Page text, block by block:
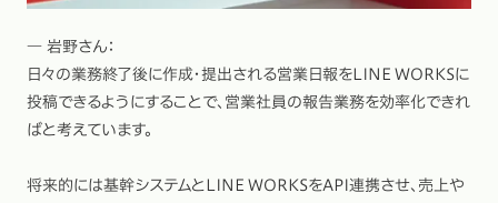
― 岩野さん：
日々の業務終了後に作成・提出される営業日報をLINE WORKSに
投稿できるようにすることで、営業社員の報告業務を効率化できれ
ばと考えています。
将来的には基幹システムとLINE WORKSをAPI連携させ、売上や